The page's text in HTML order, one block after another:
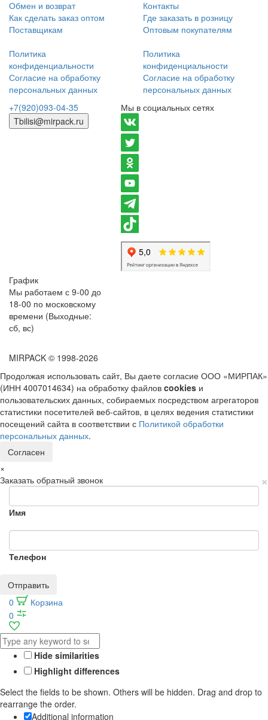
Обмен и возврат
Как сделать заказ оптом
Поставщикам
Политика
конфиденциальности
Согласие на обработку
персональных данных
Контакты
Где заказать в розницу
Оптовым покупателям
Политика
конфиденциальности
Согласие на обработку
персональных данных
+7(920)093-04-35
Tbilisi@mirpack.ru
Мы в социальных сетях
График
Мы работаем с 9-00 до
18-00 по московскому
времени (Выходные:
сб, вс)
MIRPACK © 1998-2026
Продолжая использовать сайт, Вы даете согласие ООО «МИРПАК»
(ИНН 4007014634) на обработку файлов cookies и
пользовательских данных, собираемых посредством агрегаторов
статистики посетителей веб-сайтов, в целях ведения статистики
посещений сайта в соответствии с Политикой обработки
персональных данных.
Согласен
×
×
Заказать обратный звонок
Имя
Телефон
Отправить
0
Корзина
0
Hide similarities
Highlight differences
Select the fields to be shown. Others will be hidden. Drag and drop to
rearrange the order.
Additional information